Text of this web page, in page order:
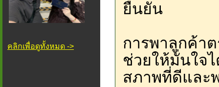
คลิกเพื่อดูทั้งหมด ->
ยืนยัน
การพาลูกค้า
ช่วยให้มั่นใจ
สภาพที่ดีและ